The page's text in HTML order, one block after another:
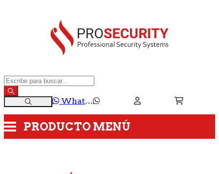
WhatsApp
PRODUCTO MENÚ